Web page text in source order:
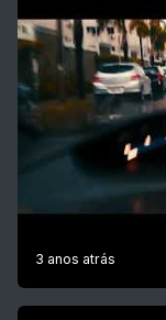
3 anos atrás